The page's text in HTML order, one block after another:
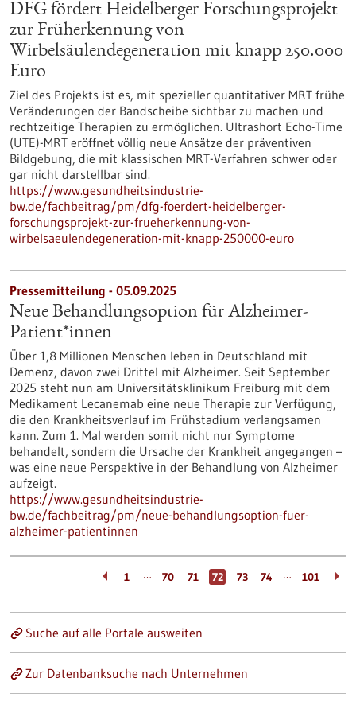
DFG fördert Heidelberger Forschungsprojekt
zur Früherkennung von
Wirbelsäulendegeneration mit knapp 250.000
Euro
Ziel des Projekts ist es, mit spezieller quantitativer MRT frühe
Veränderungen der Bandscheibe sichtbar zu machen und
rechtzeitige Therapien zu ermöglichen. Ultrashort Echo-Time
(UTE)-MRT eröffnet völlig neue Ansätze der präventiven
Bildgebung, die mit klassischen MRT-Verfahren schwer oder
gar nicht darstellbar sind.
https://www.gesundheitsindustrie-
bw.de/fachbeitrag/pm/dfg-foerdert-heidelberger-
forschungsprojekt-zur-frueherkennung-von-
wirbelsaeulendegeneration-mit-knapp-250000-euro
Pressemitteilung - 05.09.2025
Neue Behandlungsoption für Alzheimer-
Patient*innen
Über 1,8 Millionen Menschen leben in Deutschland mit
Demenz, davon zwei Drittel mit Alzheimer. Seit September
2025 steht nun am Universitätsklinikum Freiburg mit dem
Medikament Lecanemab eine neue Therapie zur Verfügung,
die den Krankheitsverlauf im Frühstadium verlangsamen
kann. Zum 1. Mal werden somit nicht nur Symptome
behandelt, sondern die Ursache der Krankheit angegangen –
was eine neue Perspektive in der Behandlung von Alzheimer
aufzeigt.
https://www.gesundheitsindustrie-
bw.de/fachbeitrag/pm/neue-behandlungsoption-fuer-
alzheimer-patientinnen
1 … 70 71 72 73 74 … 101
Suche auf alle Portale ausweiten
Zur Datenbanksuche nach Unternehmen